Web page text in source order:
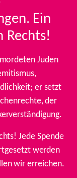
Ein
Rechts!
Juden
er setzt
der
Jede Spende
werden
wir erreichen.